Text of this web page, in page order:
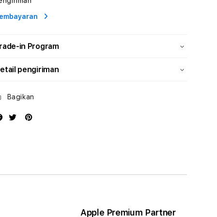
Energi
in Program
pengiriman
Bagikan
Apple Premium Partner